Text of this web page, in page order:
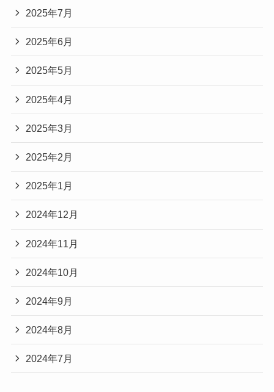
2025年7月
2025年6月
2025年5月
2025年4月
2025年3月
2025年2月
2025年1月
2024年12月
2024年11月
2024年10月
2024年9月
2024年8月
2024年7月